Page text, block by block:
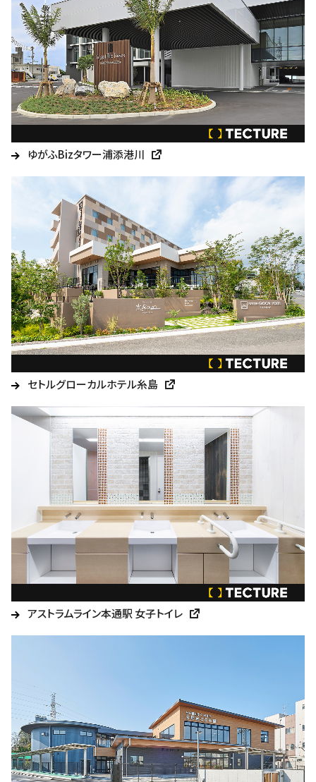
ゆがふBizタワー浦添港川
セトルグローカルホテル糸島
アストラムライン本通駅 女子トイレ